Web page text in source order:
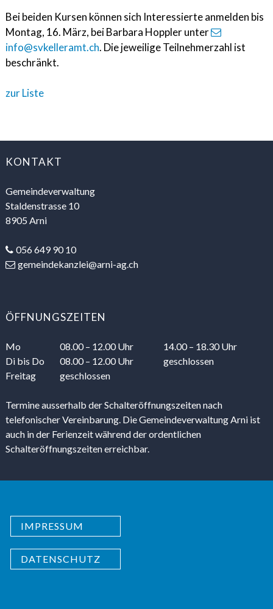
Bei beiden Kursen können sich Interessierte anmelden bis
Montag, 16. März, bei Barbara Hoppler unter
info@svkelleramt.ch. Die jeweilige Teilnehmerzahl ist
beschränkt.
zur Liste
KONTAKT
Gemeindeverwaltung
Staldenstrasse 10
8905 Arni
056 649 90 10
gemeindekanzlei@arni-ag.ch
ÖFFNUNGSZEITEN
Mo 08.00 – 12.00 Uhr
14.00 – 18.30 Uhr
Dibis Do 08.00 – 12.00 Uhr
geschlossen
Freitag
geschlossen
Termine ausserhalb der Schalteröffnungszeiten nach
telefonischer Vereinbarung. Die Gemeindeverwaltung Arni ist
auch in der Ferienzeit während der ordentlichen
Schalteröffnungszeiten erreichbar.
IMPRESSUM
DATENSCHUTZ